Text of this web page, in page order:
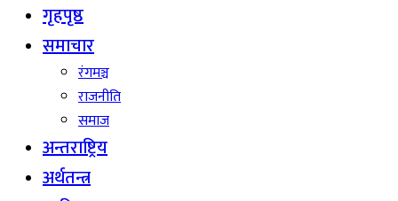
गृहपृष्ठ
समाचार
रंगमञ्च
राजनीति
समाज
अन्तराष्ट्रिय
अर्थतन्त्र